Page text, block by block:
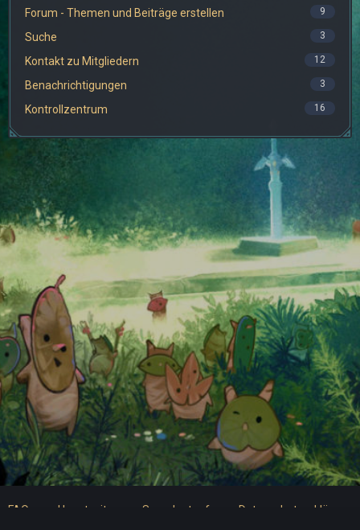
Forum - Themen und Beiträge erstellen 9
Suche 3
Kontakt zu Mitgliedern 12
Benachrichtigungen 3
Kontrollzentrum 16
FAQ Hauptseite Spendentopf
Datenschutzerklärung